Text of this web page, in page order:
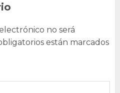
no será
están marcados